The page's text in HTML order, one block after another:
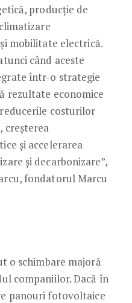
producție de
mobilitate electrică.
când aceste
într-o strategie
rezultate economice
costurilor
creșterea
și accelerarea
și decarbonizare”,
fondatorul Marcu
o schimbare majoră
companiilor. Dacă în
panouri fotovoltaice